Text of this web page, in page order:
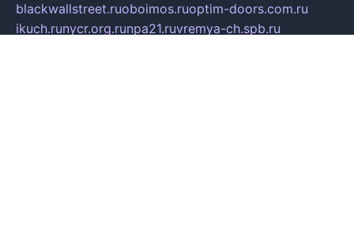
blackwallstreet.ruoboimos.ruoptim-doors.com.ru
ikuch.runycr.org.runpa21.ruvremya-ch.spb.ru